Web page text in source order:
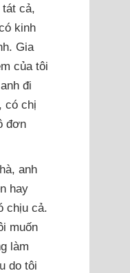
cả,
kinh
Gia
của tôi
đi
có chị
đơn
anh
hay
chịu cả.
muốn
làm
do tôi